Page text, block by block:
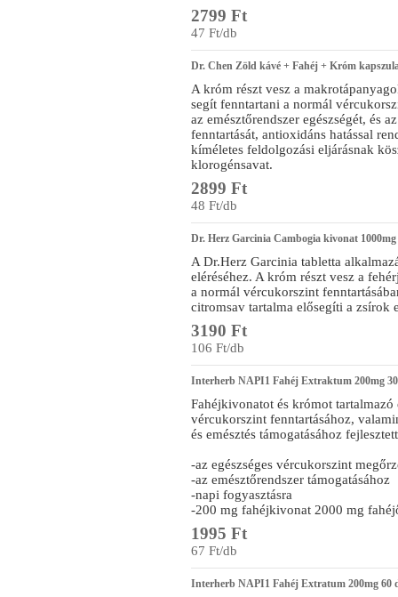
2799 Ft
47 Ft/db
Dr. Chen Zöld kávé + Fahéj + Króm
A króm részt vesz a
segít fenntartani a normál
az emésztőrendszer egészségét, és
fenntartását, antioxidáns hatással
kíméletes feldolgozási eljárásnak
klorogénsavat.
2899 Ft
48 Ft/db
Dr. Herz Garcinia Cambogia kivonat
A Dr.Herz Garcinia tabletta
eléréséhez. A króm részt vesz a
a normál vércukorszint
citromsav tartalma elősegíti a zsírok
3190 Ft
106 Ft/db
Interherb NAPI1 Fahéj Extraktum 200mg
Fahéjkivonatot és krómot
vércukorszint fenntartásához,
és emésztés támogatásához
-az egészséges vércukorszint
-az emésztőrendszer támogatásához
-napi fogyasztásra
-200 mg fahéjkivonat 2000 mg
1995 Ft
67 Ft/db
Interherb NAPI1 Fahéj Extratum 200mg 60